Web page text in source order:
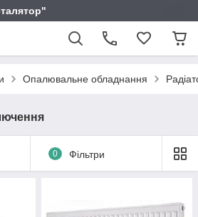
Опалювальне обладнання
0 Фільтри